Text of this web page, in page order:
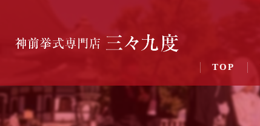
TOP